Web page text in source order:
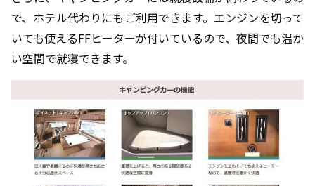
で、ホテル代わりにもご利用できます。エンジンを切って
いても使えるFFヒーターが付いているので、夜間でも温か
い空間で就寝できます。